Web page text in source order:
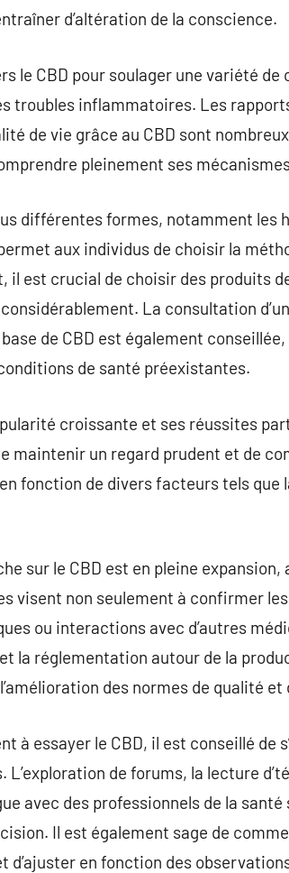
d’altération de la conscience.
le CBD pour soulager une variété
troubles inflammatoires. Les
de vie grâce au CBD sont
pleinement ses
différentes formes, notamment les
aux individus de choisir la
il est crucial de choisir des produits
La consultation
de CBD est également
de santé préexistantes.
croissante et ses réussites
maintenir un regard prudent et de
en fonction de divers facteurs tels
sur le CBD est en pleine
visent non seulement à confirmer
ou interactions avec d’autres
la réglementation autour de la
des normes de qualité et
à essayer le CBD, il est conseillé
de forums, la lecture
avec des professionnels de la
Il est également sage de
d’ajuster en fonction des